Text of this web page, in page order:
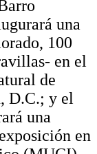
una
100
en el
de
D.C.; y el
una
en